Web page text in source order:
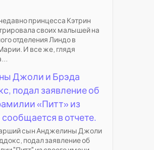
принцесса Кэтрин
своих малышей на
отделения Линдо в
И все же, глядя
Джоли и Брэда
подал заявление об
«Питт» из
в отчете.
сын Анджелины Джоли
подал заявление об